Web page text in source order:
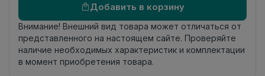
Добавить в корзину
Внимание! Внешний вид товара может отличаться от
представленного на настоящем сайте. Проверяйте
наличие необходимых характеристик и комплектации
в момент приобретения товара.